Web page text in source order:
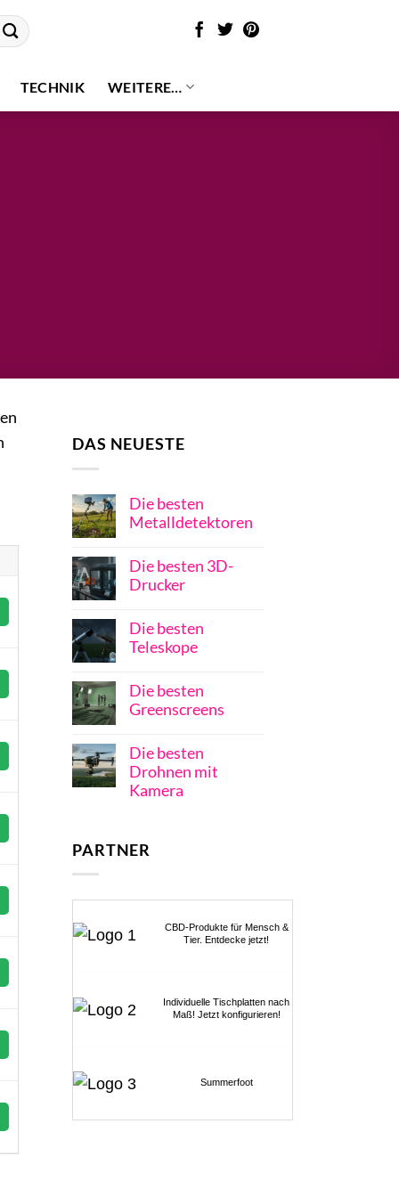
TECHNIK WEITERE…
DAS NEUESTE
Die besten
Metalldetektoren
Die besten 3D-
Drucker
Die besten
Teleskope
Die besten
Greenscreens
Die besten
Drohnen mit
Kamera
PARTNER
CBD-Produkte für Mensch &
Tier. Entdecke jetzt!
Individuelle Tischplatten nach
Maß! Jetzt konfigurieren!
Summerfoot